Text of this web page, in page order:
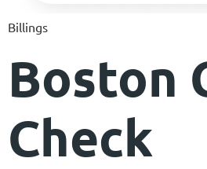
Billings
Boston
Check